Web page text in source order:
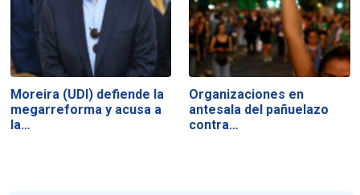
Moreira (UDI) defiende la
megarreforma y acusa a
la…
Organizaciones en
antesala del pañuelazo
contra…